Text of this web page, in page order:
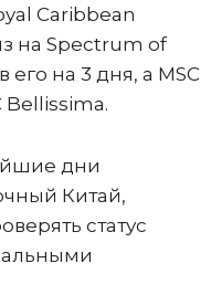
Caribbean
на Spectrum of
его на 3 дня, а MSC
Bellissima.
дни
Китай,
статус